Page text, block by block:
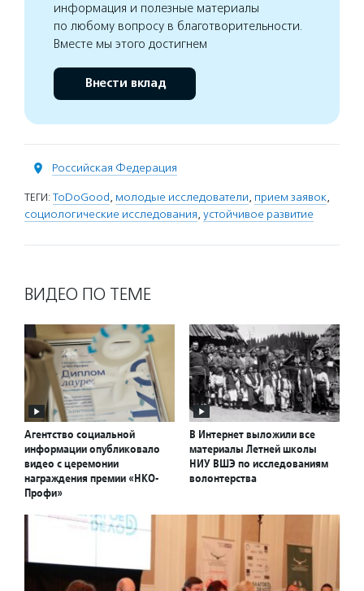
информация и полезные материалы
по любому вопросу в благотворительности.
Вместе мы этого достигнем
Внести вклад
Российская Федерация
ТЕГИ: ToDoGood, молодые исследователи, прием заявок,
социологические исследования, устойчивое развитие
ВИДЕО ПО ТЕМЕ
Агентство социальной
информации опубликовало
видео с церемонии
награждения премии «НКО-
Профи»
В Интернет выложили все
материалы Летней школы
НИУ ВШЭ по исследованиям
волонтерства